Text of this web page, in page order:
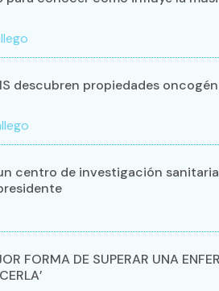
descubren propiedades
centro de investigación
FORMA DE SUPERAR UNA